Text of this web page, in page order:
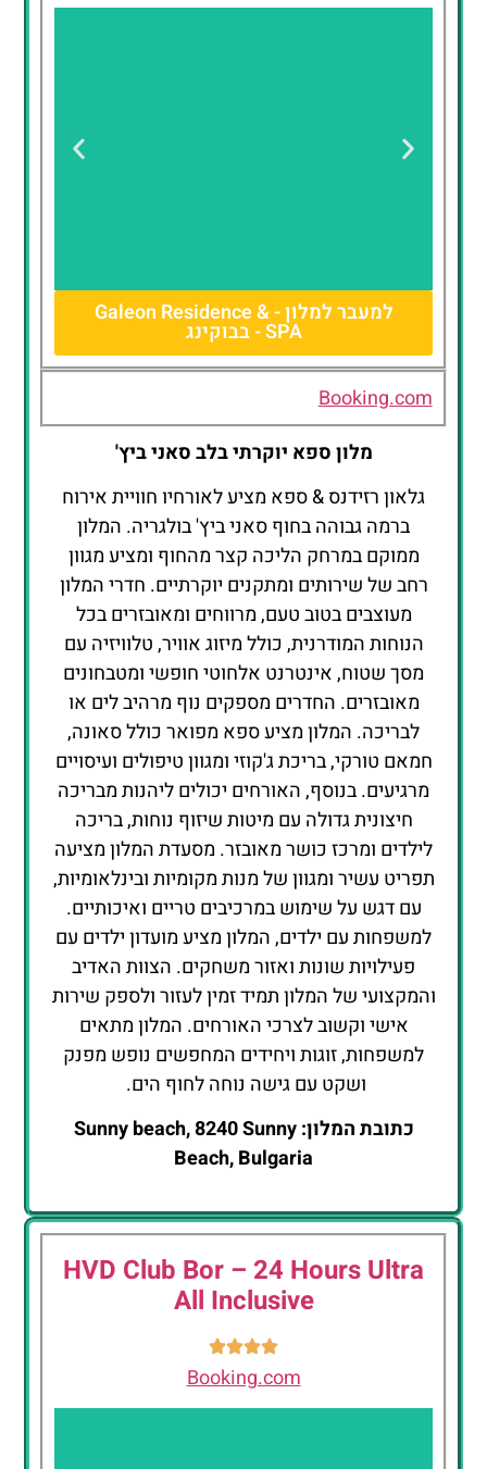
Galeon
Residence &
למעבר למלון - Galeon Residence &
SPA - בבוקינג
Booking.com
מלון ספא יוקרתי בלב סאני ביץ'
גלאון רזידנס & ספא מציע לאורחיו חוויית אירוח
ברמה גבוהה בחוף סאני ביץ' בולגריה. המלון
ממוקם במרחק הליכה קצר מהחוף ומציע מגוון
רחב של שירותים ומתקנים יוקרתיים. חדרי המלון
מעוצבים בטוב טעם, מרווחים ומאובזרים בכל
הנוחות המודרנית, כולל מיזוג אוויר, טלוויזיה עם
מסך שטוח, אינטרנט אלחוטי חופשי ומטבחונים
מאובזרים. החדרים מספקים נוף מרהיב לים או
לבריכה. המלון מציע ספא מפואר כולל סאונה,
חמאם טורקי, בריכת ג'קוזי ומגוון טיפולים ועיסויים
מרגיעים. בנוסף, האורחים יכולים ליהנות מבריכה
חיצונית גדולה עם מיטות שיזוף נוחות, בריכה
לילדים ומרכז כושר מאובזר. מסעדת המלון מציעה
תפריט עשיר ומגוון של מנות מקומיות ובינלאומיות,
עם דגש על שימוש במרכיבים טריים ואיכותיים.
למשפחות עם ילדים, המלון מציע מועדון ילדים עם
פעילויות שונות ואזור משחקים. הצוות האדיב
והמקצועי של המלון תמיד זמין לעזור ולספק שירות
אישי וקשוב לצרכי האורחים. המלון מתאים
למשפחות, זוגות ויחידים המחפשים נופש מפנק
ושקט עם גישה נוחה לחוף הים.
כתובת המלון: Sunny beach, 8240 Sunny
Beach, Bulgaria
HVD Club Bor – 24 Hours Ultra
All Inclusive
Booking.com